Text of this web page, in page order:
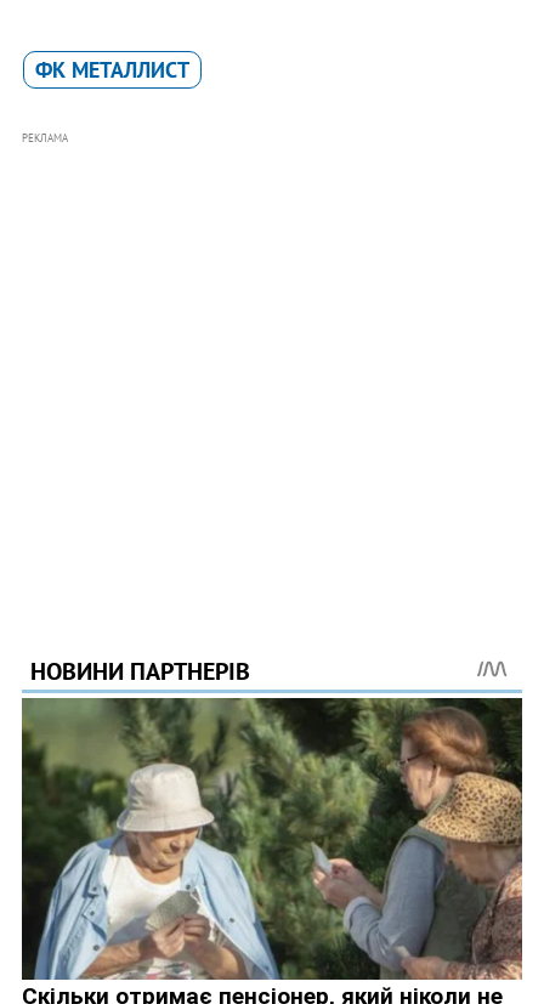
ФК МЕТАЛЛИСТ
РЕКЛАМА